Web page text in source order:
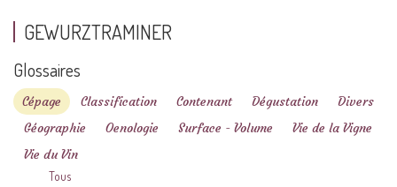
GEWURZTRAMINER
Glossaires
Cépage Classification Contenant Dégustation
Divers
Géographie
Oenologie Surface - Volume
Vie de la Vigne
Vie du Vin
Tous